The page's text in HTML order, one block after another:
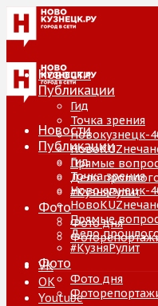
Новости
Публикации
Гид
Точка зрения
Новокузнецк-
Прямые
Дело
#КузняРулит
Фото
Фото дня
VK
ОК
Youtube
Новости
Публикации
Гид
Точка зрения
Новокузнецк-
Прямые
Дело
#КузняРулит
Фото
Фото дня